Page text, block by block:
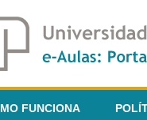
FUNCIONA